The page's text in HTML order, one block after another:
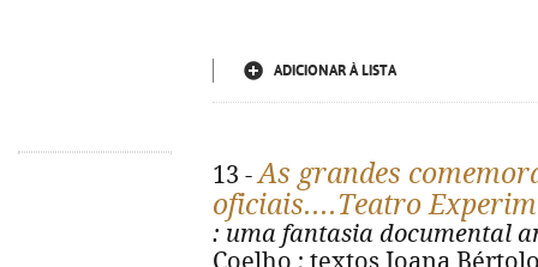
ADICIONAR À LISTA
13 -As grandes
oficiais....Teatro
: uma fantasia documental